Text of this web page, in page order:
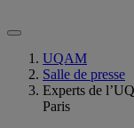
UQAM
Salle de presse
Experts de
Paris